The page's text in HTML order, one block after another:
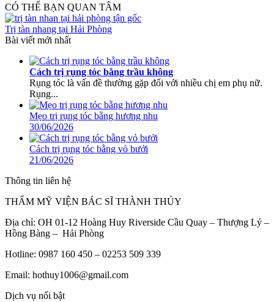
CÓ THỂ BẠN QUAN TÂM
Trị tàn nhang tại Hải Phòng
Bài viết mới nhất
Cách trị rụng tóc bằng trầu không
Rụng tóc là vấn đề thường gặp đối với nhiều chị em phụ nữ.
Rụng...
Mẹo trị rụng tóc bằng hương nhu
30/06/2026
Cách trị rụng tóc bằng vỏ bưởi
21/06/2026
Thông tin liên hệ
THẨM MỸ VIỆN BÁC SĨ THÀNH THỦY
Địa chỉ: OH 01-12 Hoàng Huy Riverside Cầu Quay – Thượng Lý –
Hồng Bàng – Hải Phòng
Hotline: 0987 160 450 – 02253 509 339
Email: hothuy1006@gmail.com
Dịch vụ nổi bật